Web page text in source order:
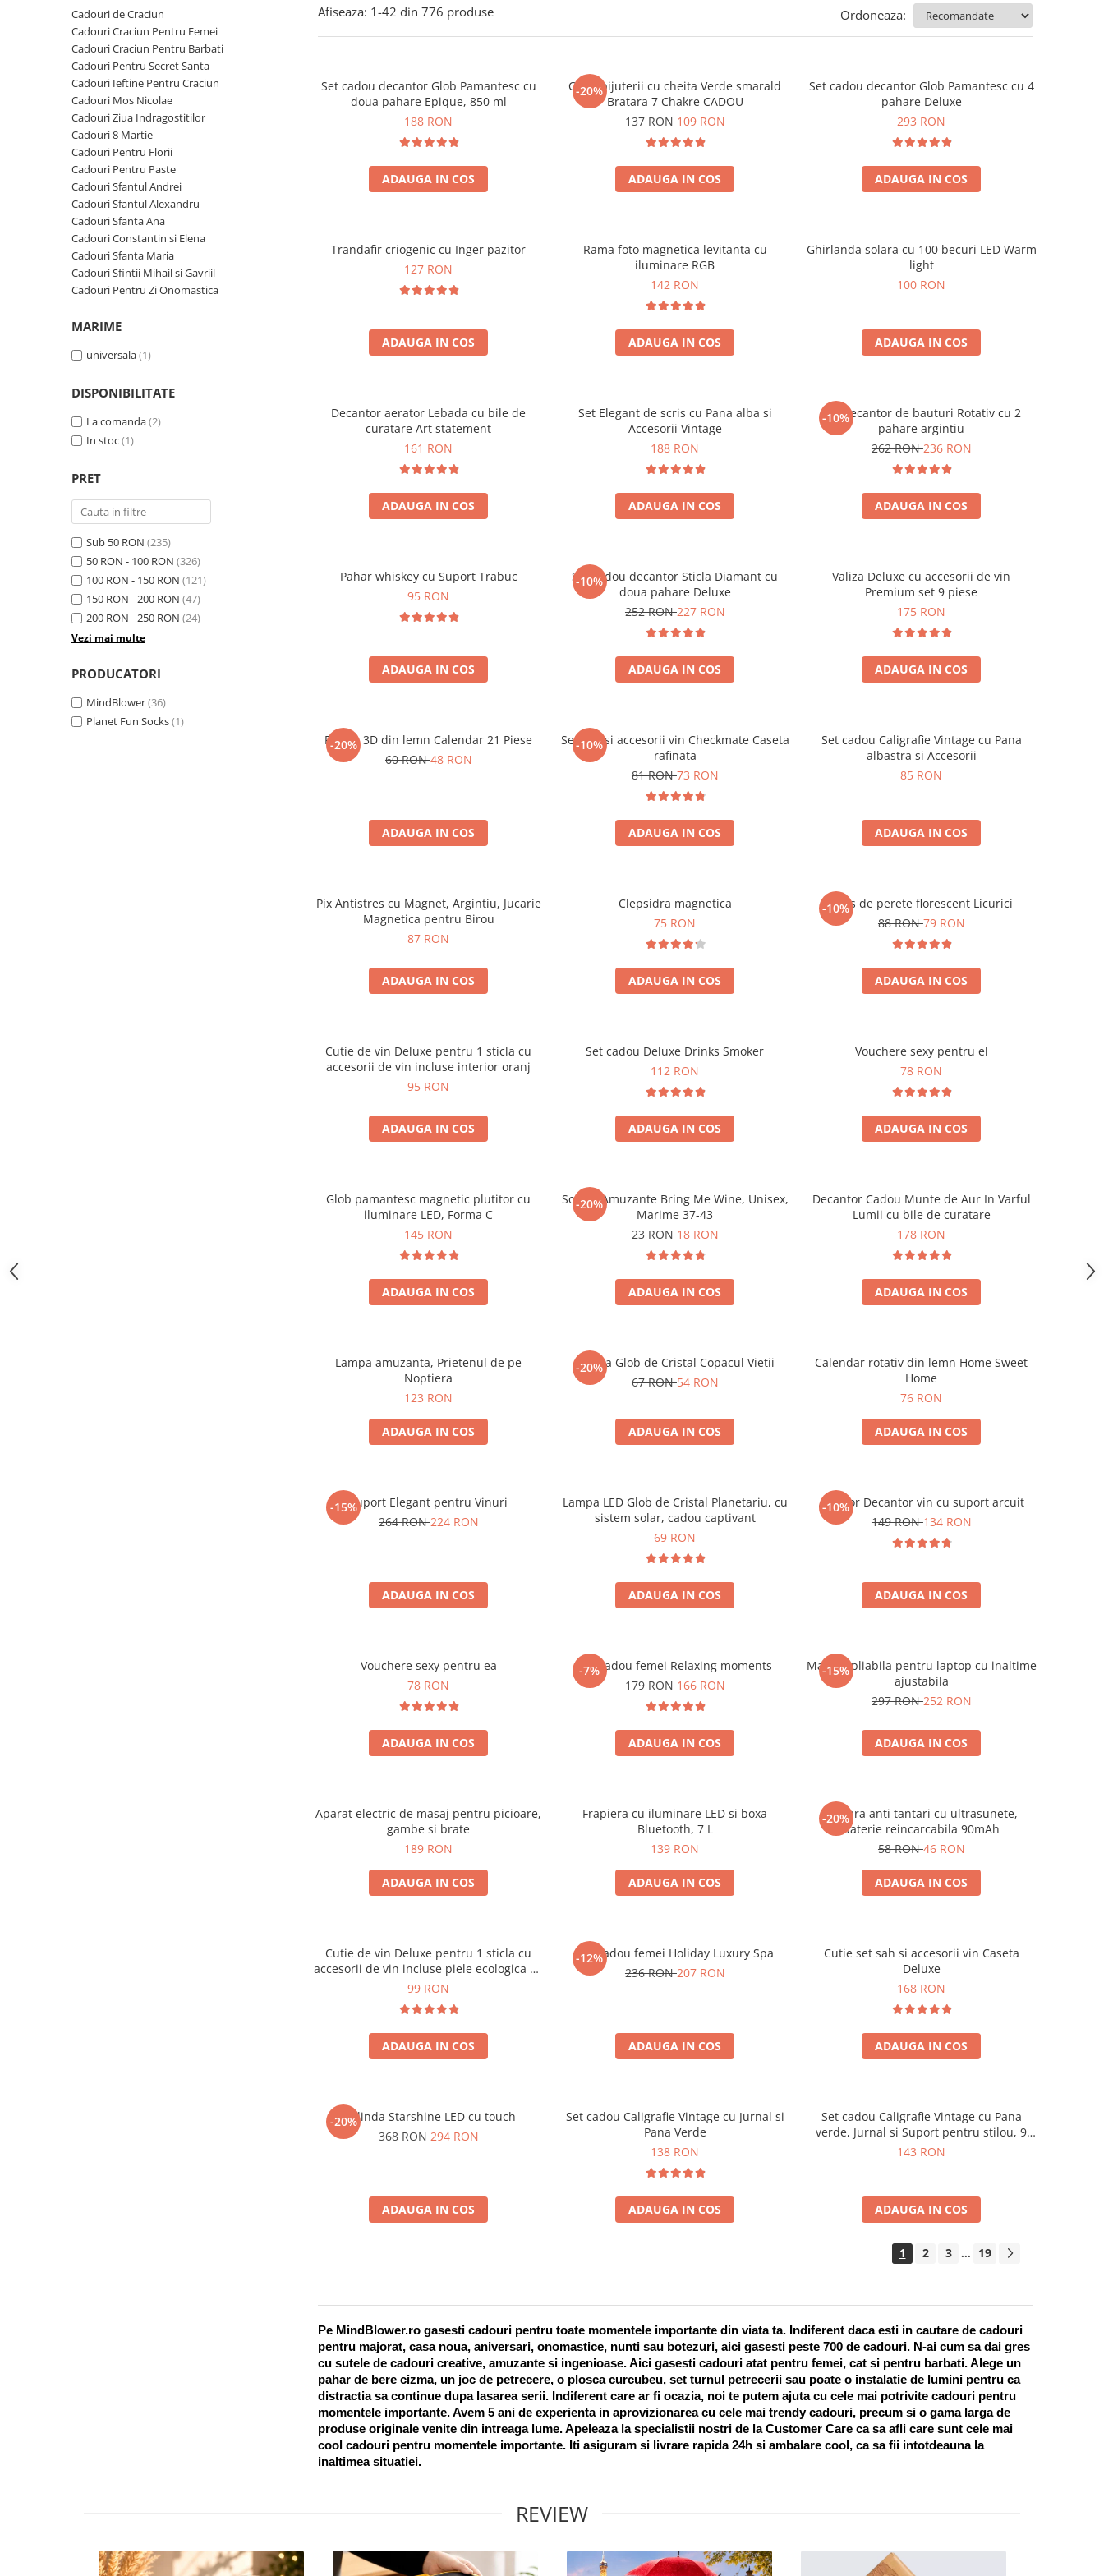
Cadouri Fete
Pentru Copilul din tine
Cadouri Haioase
Cadouri de Casa Noua
Cadouri Majorat
Cadouri pentru Nasi
Cadouri pentru Bunici
Cadouri pentru Prieteni
Cadouri pentru Sefi
Cel ce are tot
Cadouri Nunta si Cununie civila
Cani si Termosuri
Jocuri si Puzzle
Produse pentru Calatorie
Seturi de caligrafie
Cadouri Sfantul Alexandru
Cadouri Sfanta Ana
Cadouri Constantin si Elena
Cadouri Sfanta Maria
Cadouri Sfintii Mihail si Gavriil
Cadouri de Craciun
Cadouri Craciun Pentru Femei
Cadouri Craciun Pentru Barbati
Cadouri Pentru Secret Santa
Cadouri Ieftine Pentru Craciun
Cadouri Mos Nicolae
Cadouri Ziua Indragostitilor
Cadouri 8 Martie
Cadouri Pentru Florii
Cadouri Pentru Paste
Cadouri Sfantul Andrei
Cadouri Sfantul Alexandru
Cadouri Sfanta Ana
Cadouri Constantin si Elena
Cadouri Sfanta Maria
Cadouri Sfintii Mihail si Gavriil
Cadouri Pentru Zi Onomastica
MARIME
universala(1)
DISPONIBILITATE
La comanda(2)
In stoc(1)
PRET
Sub 50 RON (235)
50 RON - 100 RON (326)
100 RON - 150 RON (121)
150 RON - 200 RON (47)
200 RON - 250 RON (24)
Vezi mai multe
PRODUCATORI
MindBlower(36)
Planet Fun Socks(1)
Afiseaza: 1-42 din 776 produse Ordoneaza:
Set cadou decantor Glob Pamantesc cu
doua pahare Epique, 850 ml
188 RON
ADAUGA IN COS
-20%
Cutie bijuterii cu cheita Verde smarald
Bratara 7 Chakre CADOU
137 RON109 RON
ADAUGA IN COS
Set cadou decantor Glob Pamantesc cu 4
pahare Deluxe
293 RON
ADAUGA IN COS
Trandafir criogenic cu Inger pazitor
127 RON
ADAUGA IN COS
Rama foto magnetica levitanta cu
iluminare RGB
142 RON
ADAUGA IN COS
Ghirlanda solara cu 100 becuri LED Warm
light
100 RON
ADAUGA IN COS
Decantor aerator Lebada cu bile de
curatare Art statement
161 RON
ADAUGA IN COS
Set Elegant de scris cu Pana alba si
Accesorii Vintage
188 RON
ADAUGA IN COS
-10%
Set Decantor de bauturi Rotativ cu 2
pahare argintiu
262 RON236 RON
ADAUGA IN COS
Pahar whiskey cu Suport Trabuc
95 RON
ADAUGA IN COS
-10%
Set cadou decantor Sticla Diamant cu
doua pahare Deluxe
252 RON227 RON
ADAUGA IN COS
Valiza Deluxe cu accesorii de vin
Premium set 9 piese
175 RON
ADAUGA IN COS
-20%
Puzzle 3D din lemn Calendar 21 Piese
60 RON48 RON
ADAUGA IN COS
-10%
Set sah si accesorii vin Checkmate Caseta
rafinata
81 RON73 RON
ADAUGA IN COS
Set cadou Caligrafie Vintage cu Pana
albastra si Accesorii
85 RON
ADAUGA IN COS
Pix Antistres cu Magnet, Argintiu, Jucarie
Magnetica pentru Birou
87 RON
ADAUGA IN COS
Clepsidra magnetica
75 RON
ADAUGA IN COS
-10%
Ceas de perete florescent Licurici
88 RON79 RON
ADAUGA IN COS
Cutie de vin Deluxe pentru 1 sticla cu
accesorii de vin incluse interior oranj
95 RON
ADAUGA IN COS
Set cadou Deluxe Drinks Smoker
112 RON
ADAUGA IN COS
Vouchere sexy pentru el
78 RON
ADAUGA IN COS
Glob pamantesc magnetic plutitor cu
iluminare LED, Forma C
145 RON
ADAUGA IN COS
-20%
Sosete Amuzante Bring Me Wine, Unisex,
Marime 37-43
23 RON18 RON
ADAUGA IN COS
Decantor Cadou Munte de Aur In Varful
Lumii cu bile de curatare
178 RON
ADAUGA IN COS
Lampa amuzanta, Prietenul de pe
Noptiera
123 RON
ADAUGA IN COS
-20%
Lampa Glob de Cristal Copacul Vietii
67 RON54 RON
ADAUGA IN COS
Calendar rotativ din lemn Home Sweet
Home
76 RON
ADAUGA IN COS
-15%Suport Elegant pentru Vinuri
264 RON224 RON
ADAUGA IN COS
Lampa LED Glob de Cristal Planetariu, cu
sistem solar, cadou captivant
69 RON
ADAUGA IN COS
-10%
Aerator Decantor vin cu suport arcuit
149 RON134 RON
ADAUGA IN COS
Vouchere sexy pentru ea
78 RON
ADAUGA IN COS
-7%
Set cadou femei Relaxing moments
179 RON166 RON
ADAUGA IN COS
-15%
Masuta pliabila pentru laptop cu inaltime
ajustabila
297 RON252 RON
ADAUGA IN COS
Aparat electric de masaj pentru picioare,
gambe si brate
189 RON
ADAUGA IN COS
Frapiera cu iluminare LED si boxa
Bluetooth, 7 L
139 RON
ADAUGA IN COS
-20%
Bratara anti tantari cu ultrasunete,
baterie reincarcabila 90mAh
58 RON46 RON
ADAUGA IN COS
Cutie de vin Deluxe pentru 1 sticla cu
accesorii de vin incluse piele ecologica de
crocodil
99 RON
ADAUGA IN COS
-12%
Set cadou femei Holiday Luxury Spa
236 RON207 RON
ADAUGA IN COS
Cutie set sah si accesorii vin Caseta
Deluxe
168 RON
ADAUGA IN COS
-20%
Oglinda Starshine LED cu touch
368 RON294 RON
ADAUGA IN COS
Set cadou Caligrafie Vintage cu Jurnal si
Pana Verde
138 RON
ADAUGA IN COS
Set cadou Caligrafie Vintage cu Pana
verde, Jurnal si Suport pentru stilou, 9
piese
143 RON
ADAUGA IN COS
1 2 3 ... 19
Pe MindBlower.ro gasesti cadouri pentru toate momentele importante din viata ta. Indiferent daca esti in cautare de cadouri
pentru majorat, casa noua, aniversari, onomastice, nunti sau botezuri, aici gasesti peste 700 de cadouri. N-ai cum sa dai gres
cu sutele de cadouri creative, amuzante si ingenioase. Aici gasesti cadouri atat pentru femei, cat si pentru barbati. Alege un
pahar de bere cizma, un joc de petrecere, o plosca curcubeu, set turnul petrecerii sau poate o instalatie de lumini pentru ca
distractia sa continue dupa lasarea serii. Indiferent care ar fi ocazia, noi te putem ajuta cu cele mai potrivite cadouri pentru
momentele importante. Avem 5 ani de experienta in aprovizionarea cu cele mai trendy cadouri, precum si o gama larga de
produse originale venite din intreaga lume. Apeleaza la specialistii nostri de la Customer Care ca sa afli care sunt cele mai
cool cadouri pentru momentele importante. Iti asiguram si livrare rapida 24h si ambalare cool, ca sa fii intotdeauna la
inaltimea situatiei.
REVIEW